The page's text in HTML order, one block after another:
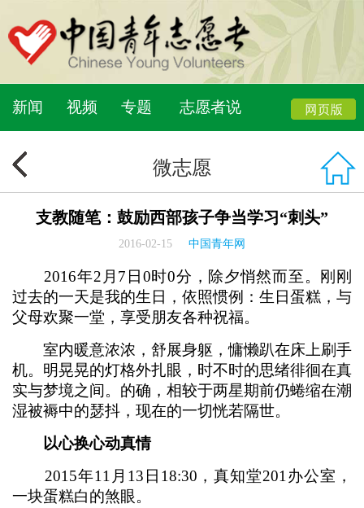
新闻 视频 专题 志愿者说
微志愿
支教随笔：鼓励西部孩子争当学习“刺头”
2016-02-15 中国青年网
2016年2月7日0时0分，除夕悄然而至。刚刚
过去的一天是我的生日，依照惯例：生日蛋糕，与
父母欢聚一堂，享受朋友各种祝福。
室内暖意浓浓，舒展身躯，慵懒趴在床上刷手
机。明晃晃的灯格外扎眼，时不时的思绪徘徊在真
实与梦境之间。的确，相较于两星期前仍蜷缩在潮
湿被褥中的瑟抖，现在的一切恍若隔世。
以心换心动真情
2015年11月13日18:30，真知堂201办公室，
一块蛋糕白的煞眼。